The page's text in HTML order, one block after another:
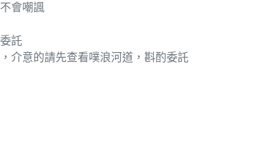
會嘲諷
託
介意的請先查看噗浪河道，斟酌委託